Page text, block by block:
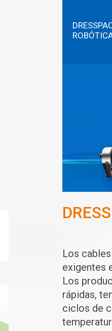
Los
exigentes
Los
rápidas,
ciclos de